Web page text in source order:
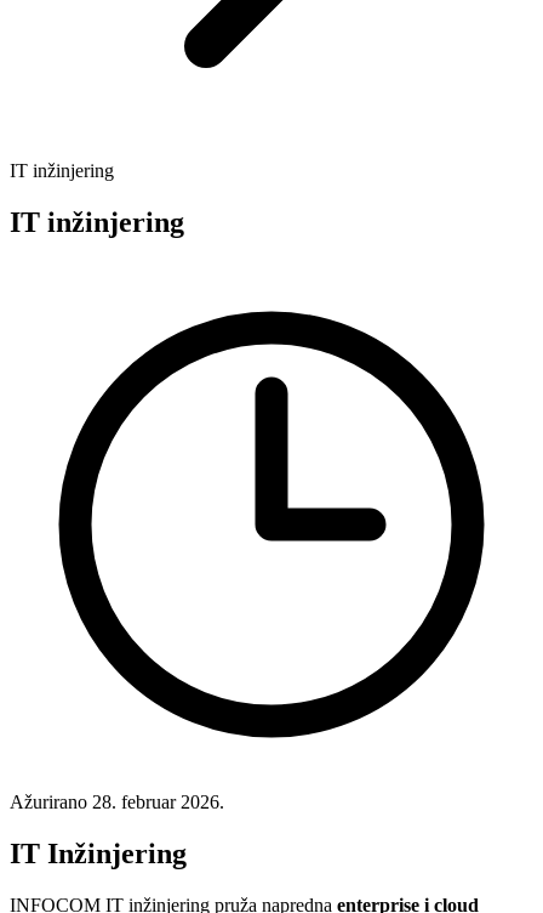
IT inžinjering
IT inžinjering
Ažurirano 28. februar 2026.
IT Inžinjering
INFOCOM IT inžinjering pruža napredna enterprise i cloud